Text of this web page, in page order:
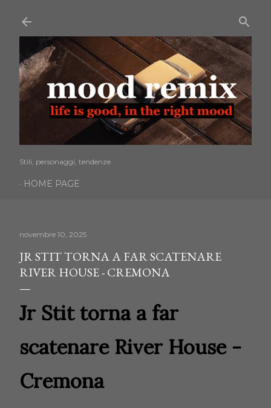
Stili, personaggi, tendenze
HOME PAGE
novembre 10, 2025
JR STIT TORNA A FAR SCATENARE
RIVER HOUSE - CREMONA
Jr Stit torna a far
scatenare River House -
Cremona